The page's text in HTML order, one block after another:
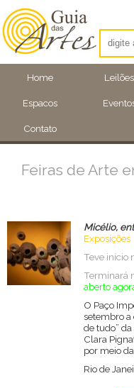
Home Leilões
Espacos
Contato
Feiras de Arte
Micélio,
Exposições
Teve início
Terminará
aberto
O Paço
setembro a
de tudo”
Clara
por meio
Rio de